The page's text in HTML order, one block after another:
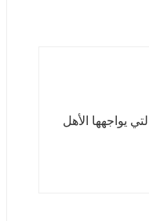
يواجهها الأهل